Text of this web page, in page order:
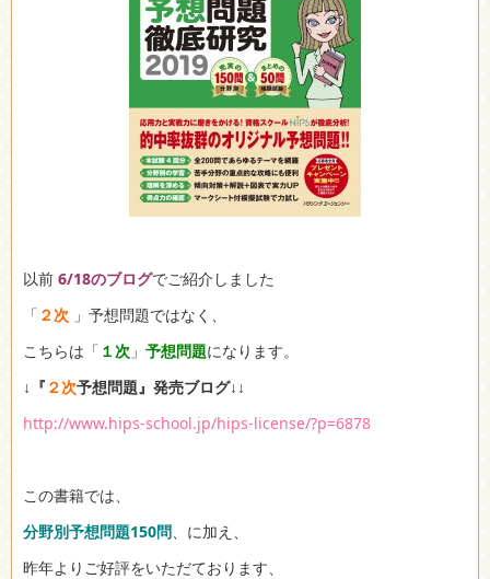
以前 6/18のブログでご紹介しました
「 ２次 」予想問題ではなく、
こちらは「 １次 」 予想問題になります。
↓『 ２次予想問題』発売ブログ↓↓
http://www.hips-school.jp/hips-license/?p=6878
この書籍では、
分野別予想問題150問 、に加え、
昨年よりご好評をいただております、